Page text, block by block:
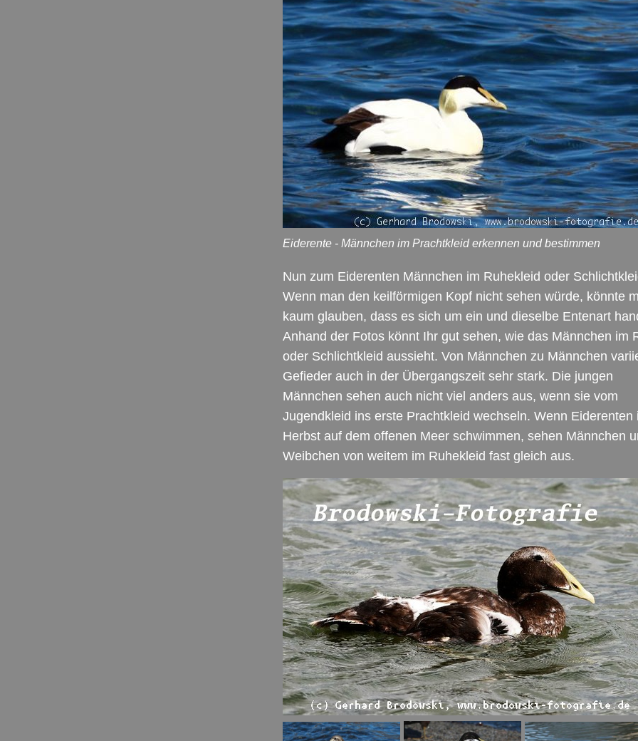
Eiderente - Männchen im Prachtkleid erkennen und bestimmen
Nun zum Eiderenten Männchen im Ruhekleid oder
Wenn man den keilförmigen Kopf nicht sehen würde, könnte
kaum glauben, dass es sich um ein und dieselbe Entenart
Anhand der Fotos könnt Ihr gut sehen, wie das Männchen im
oder Schlichtkleid aussieht. Von Männchen zu Männchen
Gefieder auch in der Übergangszeit sehr stark. Die jungen
Männchen sehen auch nicht viel anders aus, wenn sie vom
Jugendkleid ins erste Prachtkleid wechseln. Wenn Eiderenten
Herbst auf dem offenen Meer schwimmen, sehen Männchen
Weibchen von weitem im Ruhekleid fast gleich aus.